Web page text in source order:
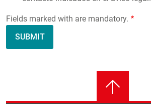
Fields marked with are mandatory.